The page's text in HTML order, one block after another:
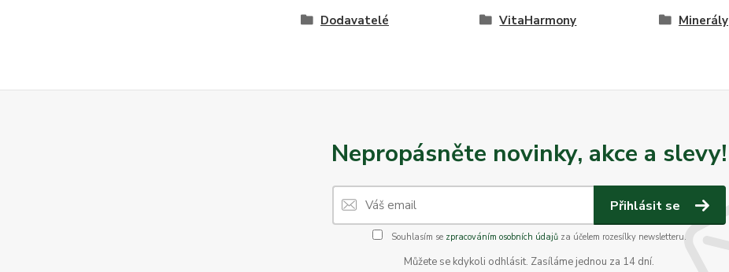
Dodavatelé VitaHarmony Minerály
Nepropásněte novinky, akce a slevy!
Přihlásit se
Souhlasím se zpracováním osobních údajůza účelem rozesílky newsletteru.
Můžete se kdykoli odhlásit. Zasíláme jednou za 14 dní.